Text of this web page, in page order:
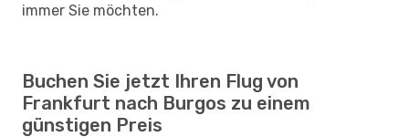
immer Sie möchten.
Buchen Sie jetzt Ihren Flug von
Frankfurt nach Burgos zu einem
günstigen Preis